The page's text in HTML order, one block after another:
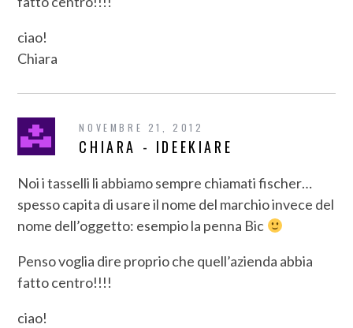
ciao!
Chiara
NOVEMBRE 21, 2012
CHIARA - IDEEKIARE
Noi i tasselli li abbiamo sempre chiamati fischer…
spesso capita di usare il nome del marchio invece del
nome dell’oggetto: esempio la penna Bic
Penso voglia dire proprio che quell’azienda abbia
fatto centro!!!!
ciao!